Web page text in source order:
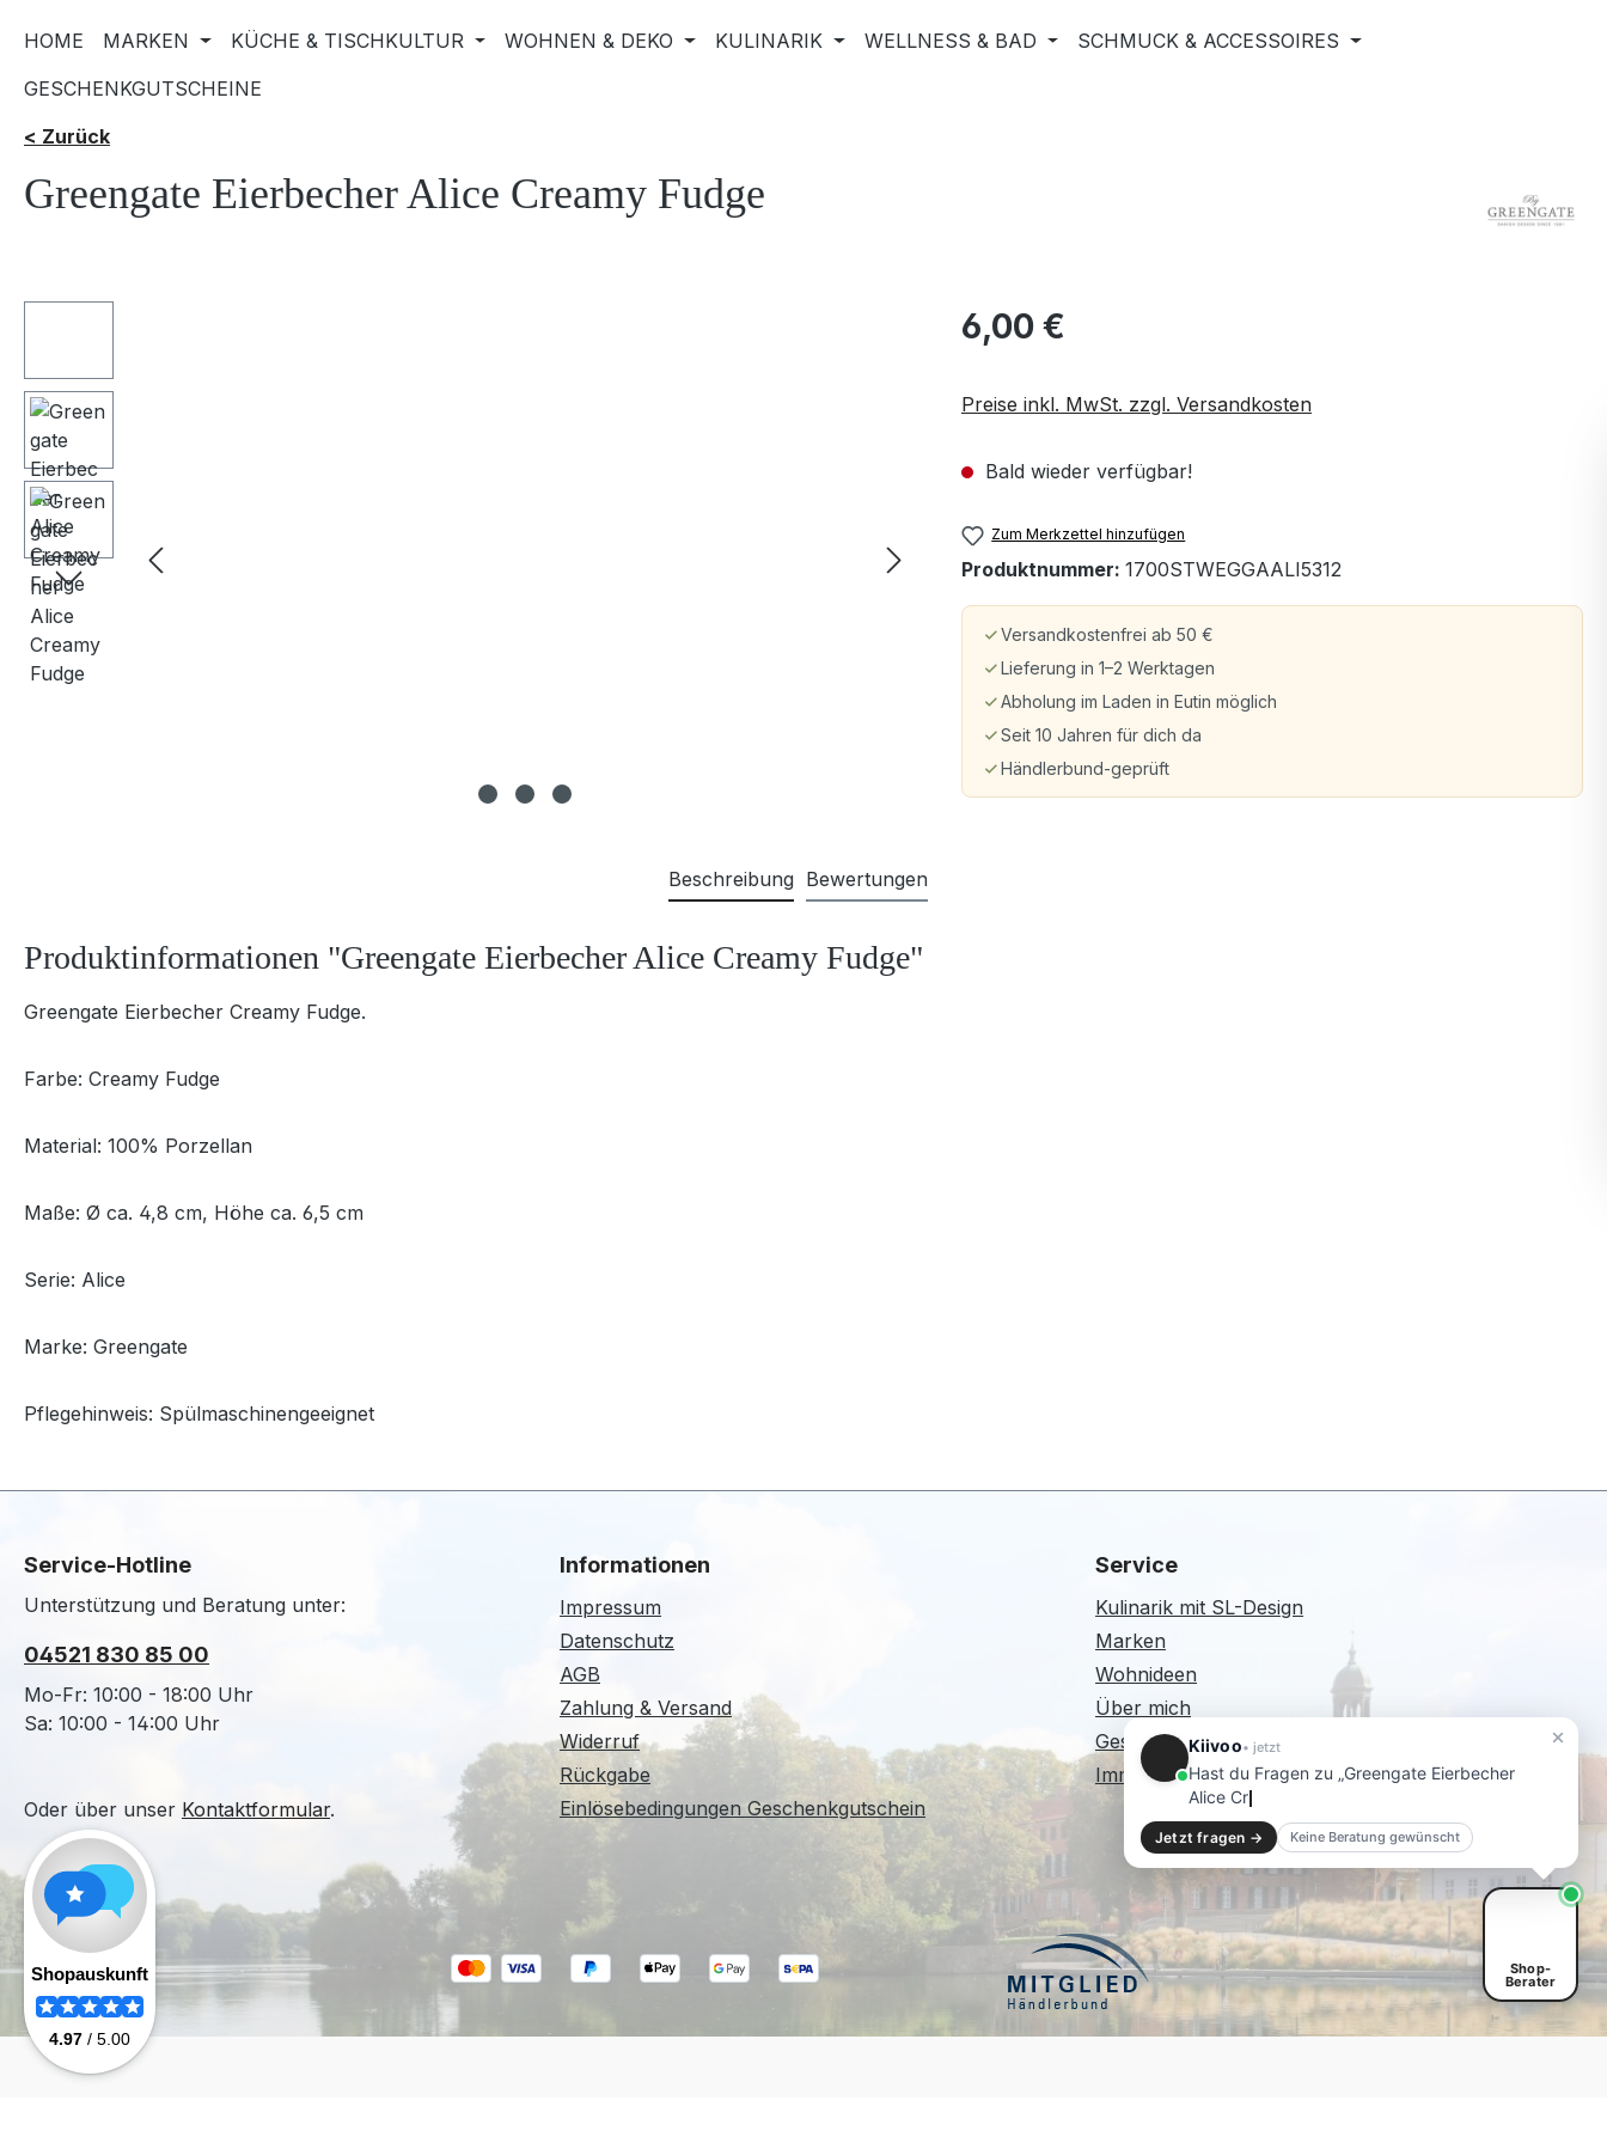
HOME MARKEN KÜCHE & TISCHKULTUR WOHNEN & DEKO KULINARIK WELLNESS & BAD
SCHMUCK & ACCESSOIRES
GESCHENKGUTSCHEINE
< Zurück
Greengate Eierbecher Alice Creamy Fudge
6,00 €
Preise inkl. MwSt. zzgl. Versandkosten
Bald wieder verfügbar!
Zum Merkzettel hinzufügen
Produktnummer: 1700STWEGGAALI5312
Versandkostenfrei ab 50 €
Lieferung in 1–2 Werktagen
Abholung im Laden in Eutin möglich
Seit 10 Jahren für dich da
Händlerbund-geprüft
Beschreibung Bewertungen
Produktinformationen "Greengate Eierbecher Alice Creamy Fudge"
Greengate Eierbecher Creamy Fudge.
Farbe: Creamy Fudge
Material: 100% Porzellan
Maße: Ø ca. 4,8 cm, Höhe ca. 6,5 cm
Serie: Alice
Marke: Greengate
Pflegehinweis: Spülmaschinengeeignet
Service-Hotline
Unterstützung und Beratung unter:
04521 830 85 00
Mo-Fr: 10:00 - 18:00 Uhr
Sa: 10:00 - 14:00 Uhr
Oder über unser Kontaktformular.
Informationen
Impressum
Datenschutz
AGB
Zahlung & Versand
Widerruf
Rückgabe
Einlösebedingungen Geschenkgutschein
Service
Kulinarik mit SL-Design
Marken
Wohnideen
Über mich
Geschenkgutscheine
Immer wieder Sonntags
Shop-
Berater
Kiivoo• jetzt
Hast du Fragen zu „Greengate Eierbecher
Alice Creamy Fudge"?
Jetzt fragen → Keine Beratung gewünscht